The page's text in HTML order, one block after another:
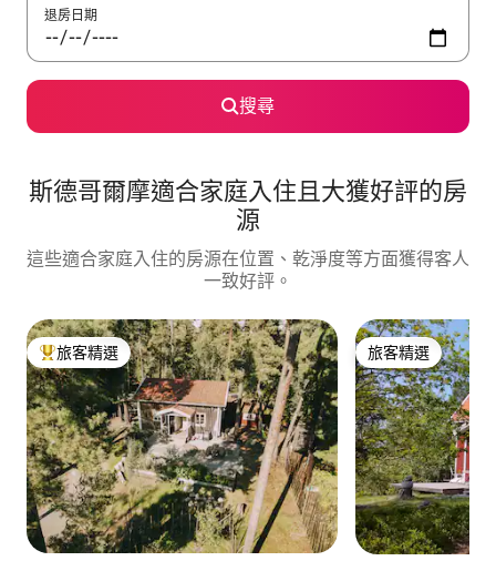
退房日期
搜尋
斯德哥爾摩適合家庭入住且大獲好評的房
源
這些適合家庭入住的房源在位置、乾淨度等方面獲得客人
一致好評。
旅客精選榜首
旅客精選 旅客精選
旅客精選